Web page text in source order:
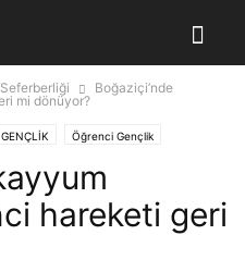
Boğaziçi’nde
mi dönüyor?
GENÇLİK Öğrenci Gençlik
hareketi geri